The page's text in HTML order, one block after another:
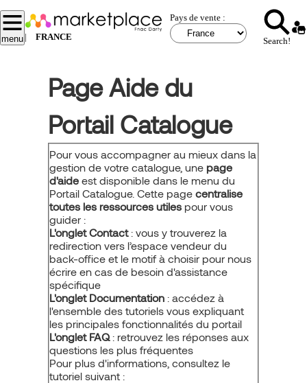
Aller
au
contenu
principal
menu | FRANCE
Pays de vente :
Search!
Page Aide du
Portail Catalogue
Pour vous accompagner au mieux dans la
gestion de votre catalogue, une page
d'aide est disponible dans le menu du
Portail Catalogue. Cette page centralise
toutes les ressources utiles pour vous
guider :
L'onglet Contact: vous y trouverez la
redirection vers l’espace vendeur du
back-office et le motif à choisir pour nous
écrire en cas de besoin d'assistance
spécifique
L'onglet Documentation : accédez à
l'ensemble des tutoriels vous expliquant
les principales fonctionnalités du portail
L'onglet FAQ: retrouvez les réponses aux
questions les plus fréquentes
Pour plus d'informations, consultez le
tutoriel suivant :